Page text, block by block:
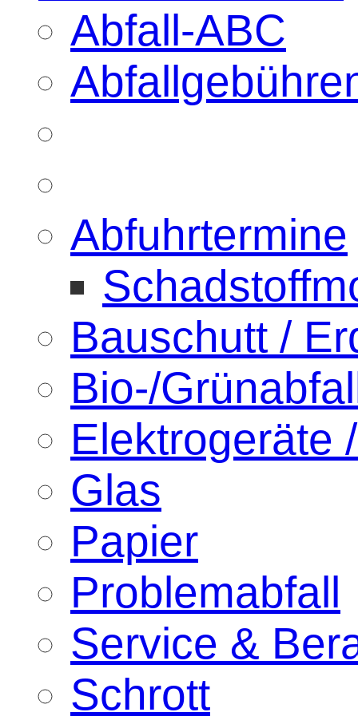
Abfall-ABC
Abfuhrtermine
Bauschutt /
Bio-/
Elektrogeräte
Glas
Papier
Problemabfall
Service &
Schrott